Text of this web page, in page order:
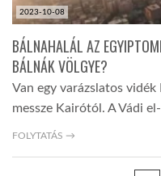
2023-10-08
BÁLNAHALÁL AZ
BÁLNÁK VÖLGYE?
Van egy varázslatos
messze Kairótól. A Vádi
FOLYTATÁS →